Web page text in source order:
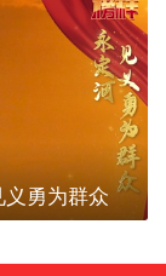
勇为群众